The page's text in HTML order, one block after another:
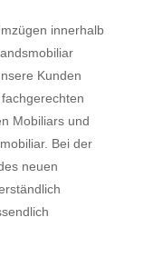
innerhalb
Kunden
Mobiliars und
Bei der
neuen